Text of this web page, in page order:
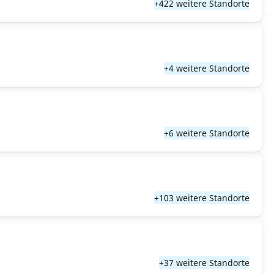
+422 weitere Standorte
+4 weitere Standorte
+6 weitere Standorte
+103 weitere Standorte
+37 weitere Standorte